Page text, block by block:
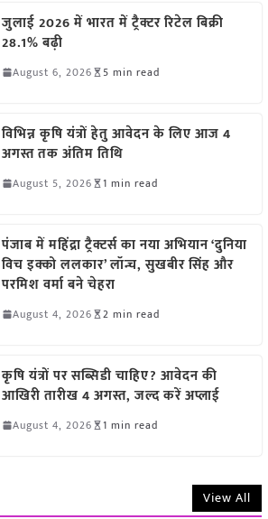
जुलाई 2026 में भारत में ट्रैक्टर रिटेल बिक्री
28.1% बढ़ी
August 6, 2026 5 min read
विभिन्न कृषि यंत्रों हेतु आवेदन के लिए आज 4
अगस्त तक अंतिम तिथि
August 5, 2026 1 min read
पंजाब में महिंद्रा ट्रैक्टर्स का नया अभियान ‘दुनिया
विच इक्को ललकार’ लॉन्च, सुखबीर सिंह और
परमिश वर्मा बने चेहरा
August 4, 2026 2 min read
कृषि यंत्रों पर सब्सिडी चाहिए? आवेदन की
आखिरी तारीख 4 अगस्त, जल्द करें अप्लाई
August 4, 2026 1 min read
View All